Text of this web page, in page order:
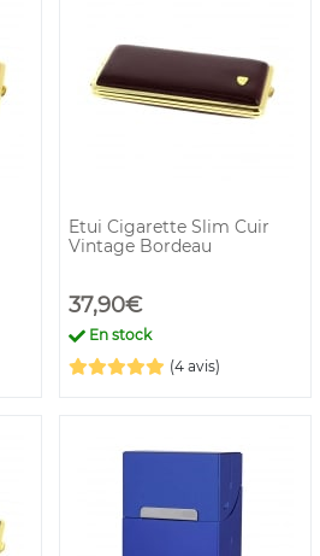
Etui Cigarette Slim Cuir
Vintage Bordeau
37,90€
En stock
(4 avis)